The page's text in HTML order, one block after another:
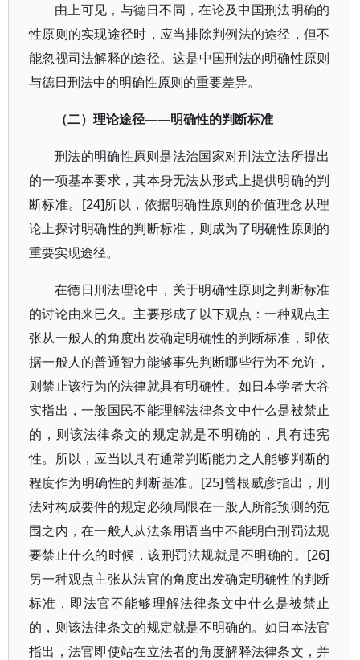
由上可见，与德日不同，在论及中国刑法明确的
性原则的实现途径时，应当排除判例法的途径，但不
能忽视司法解释的途径。这是中国刑法的明确性原则
与德日刑法中的明确性原则的重要差异。
（二）理论途径——明确性的判断标准
刑法的明确性原则是法治国家对刑法立法所提出
的一项基本要求，其本身无法从形式上提供明确的判
断标准。[24]所以，依据明确性原则的价值理念从理
论上探讨明确性的判断标准，则成为了明确性原则的
重要实现途径。
在德日刑法理论中，关于明确性原则之判断标准
的讨论由来已久。主要形成了以下观点：一种观点主
张从一般人的角度出发确定明确性的判断标准，即依
据一般人的普通智力能够事先判断哪些行为不允许，
则禁止该行为的法律就具有明确性。如日本学者大谷
实指出，一般国民不能理解法律条文中什么是被禁止
的，则该法律条文的规定就是不明确的，具有违宪
性。所以，应当以具有通常判断能力之人能够判断的
程度作为明确性的判断基准。[25]曾根威彦指出，刑
法对构成要件的规定必须局限在一般人所能预测的范
围之内，在一般人从法条用语当中不能明白刑罚法规
要禁止什么的时候，该刑罚法规就是不明确的。[26]
另一种观点主张从法官的角度出发确定明确性的判断
标准，即法官不能够理解法律条文中什么是被禁止
的，则该法律条文的规定就是不明确的。如日本法官
指出，法官即使站在立法者的角度解释法律条文，并